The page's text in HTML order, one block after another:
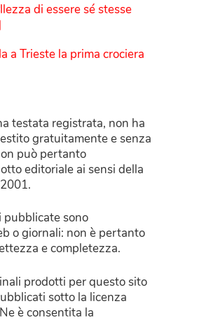
di essere sé stesse
a Trieste la prima crociera
testata registrata, non ha
gratuitamente e senza
può pertanto
editoriale ai sensi della
sono
o giornali: non è pertanto
e completezza.
prodotti per questo sito
sotto la licenza
è consentita la